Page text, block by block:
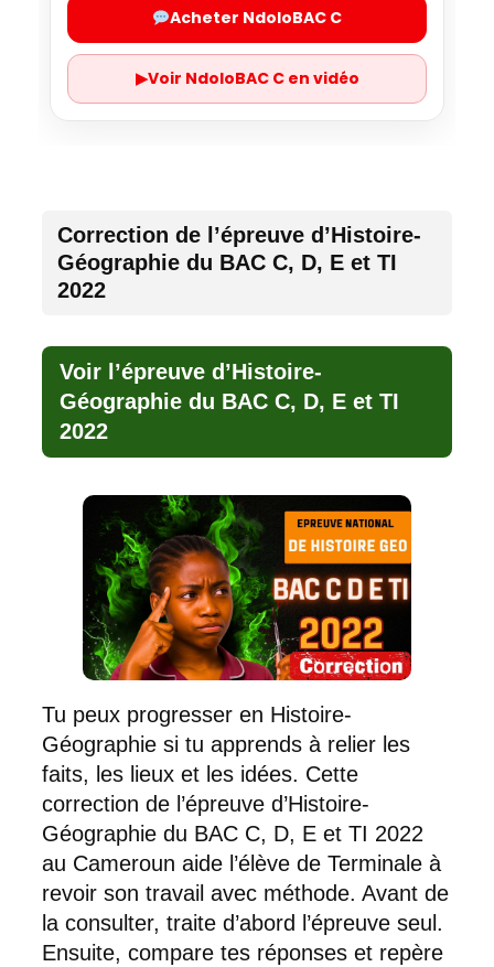
Acheter NdoloBAC C
▶Voir NdoloBAC C en vidéo
Correction de l’épreuve d’Histoire-
Géographie du BAC C, D, E et TI
2022
Voir l’épreuve d’Histoire-
Géographie du BAC C, D, E et TI
2022
Tu peux progresser en Histoire-
Géographie si tu apprends à relier les
faits, les lieux et les idées. Cette
correction de l’épreuve d’Histoire-
Géographie du BAC C, D, E et TI 2022
au Cameroun aide l’élève de Terminale à
revoir son travail avec méthode. Avant de
la consulter, traite d’abord l’épreuve seul.
Ensuite, compare tes réponses et repère